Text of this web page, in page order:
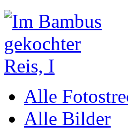
Alle
Alle Bilder